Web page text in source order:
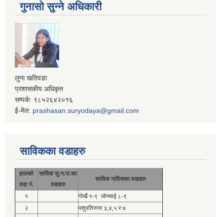
गुनासो सुन्ने अधिकारी
लुना खतिवडा
प्रशासकीय अधिकृत
सम्पर्क: ९८५२६४२०१६
ई-मेल: prashasan.suryodaya@gmail.com
साविकका वडाहरु
हालको
वडा नं.
साविक सु.न.पा.का
वडाहरु
साविक गाविसका वडाहरु
१
गोर्खे १-९ जोगमाई ८-९
२
पशुपतिनगर ३,४,५ र ७